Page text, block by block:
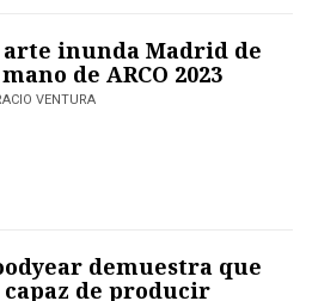
arte inunda Madrid de
de ARCO 2023
VENTURA
demuestra que
capaz de producir